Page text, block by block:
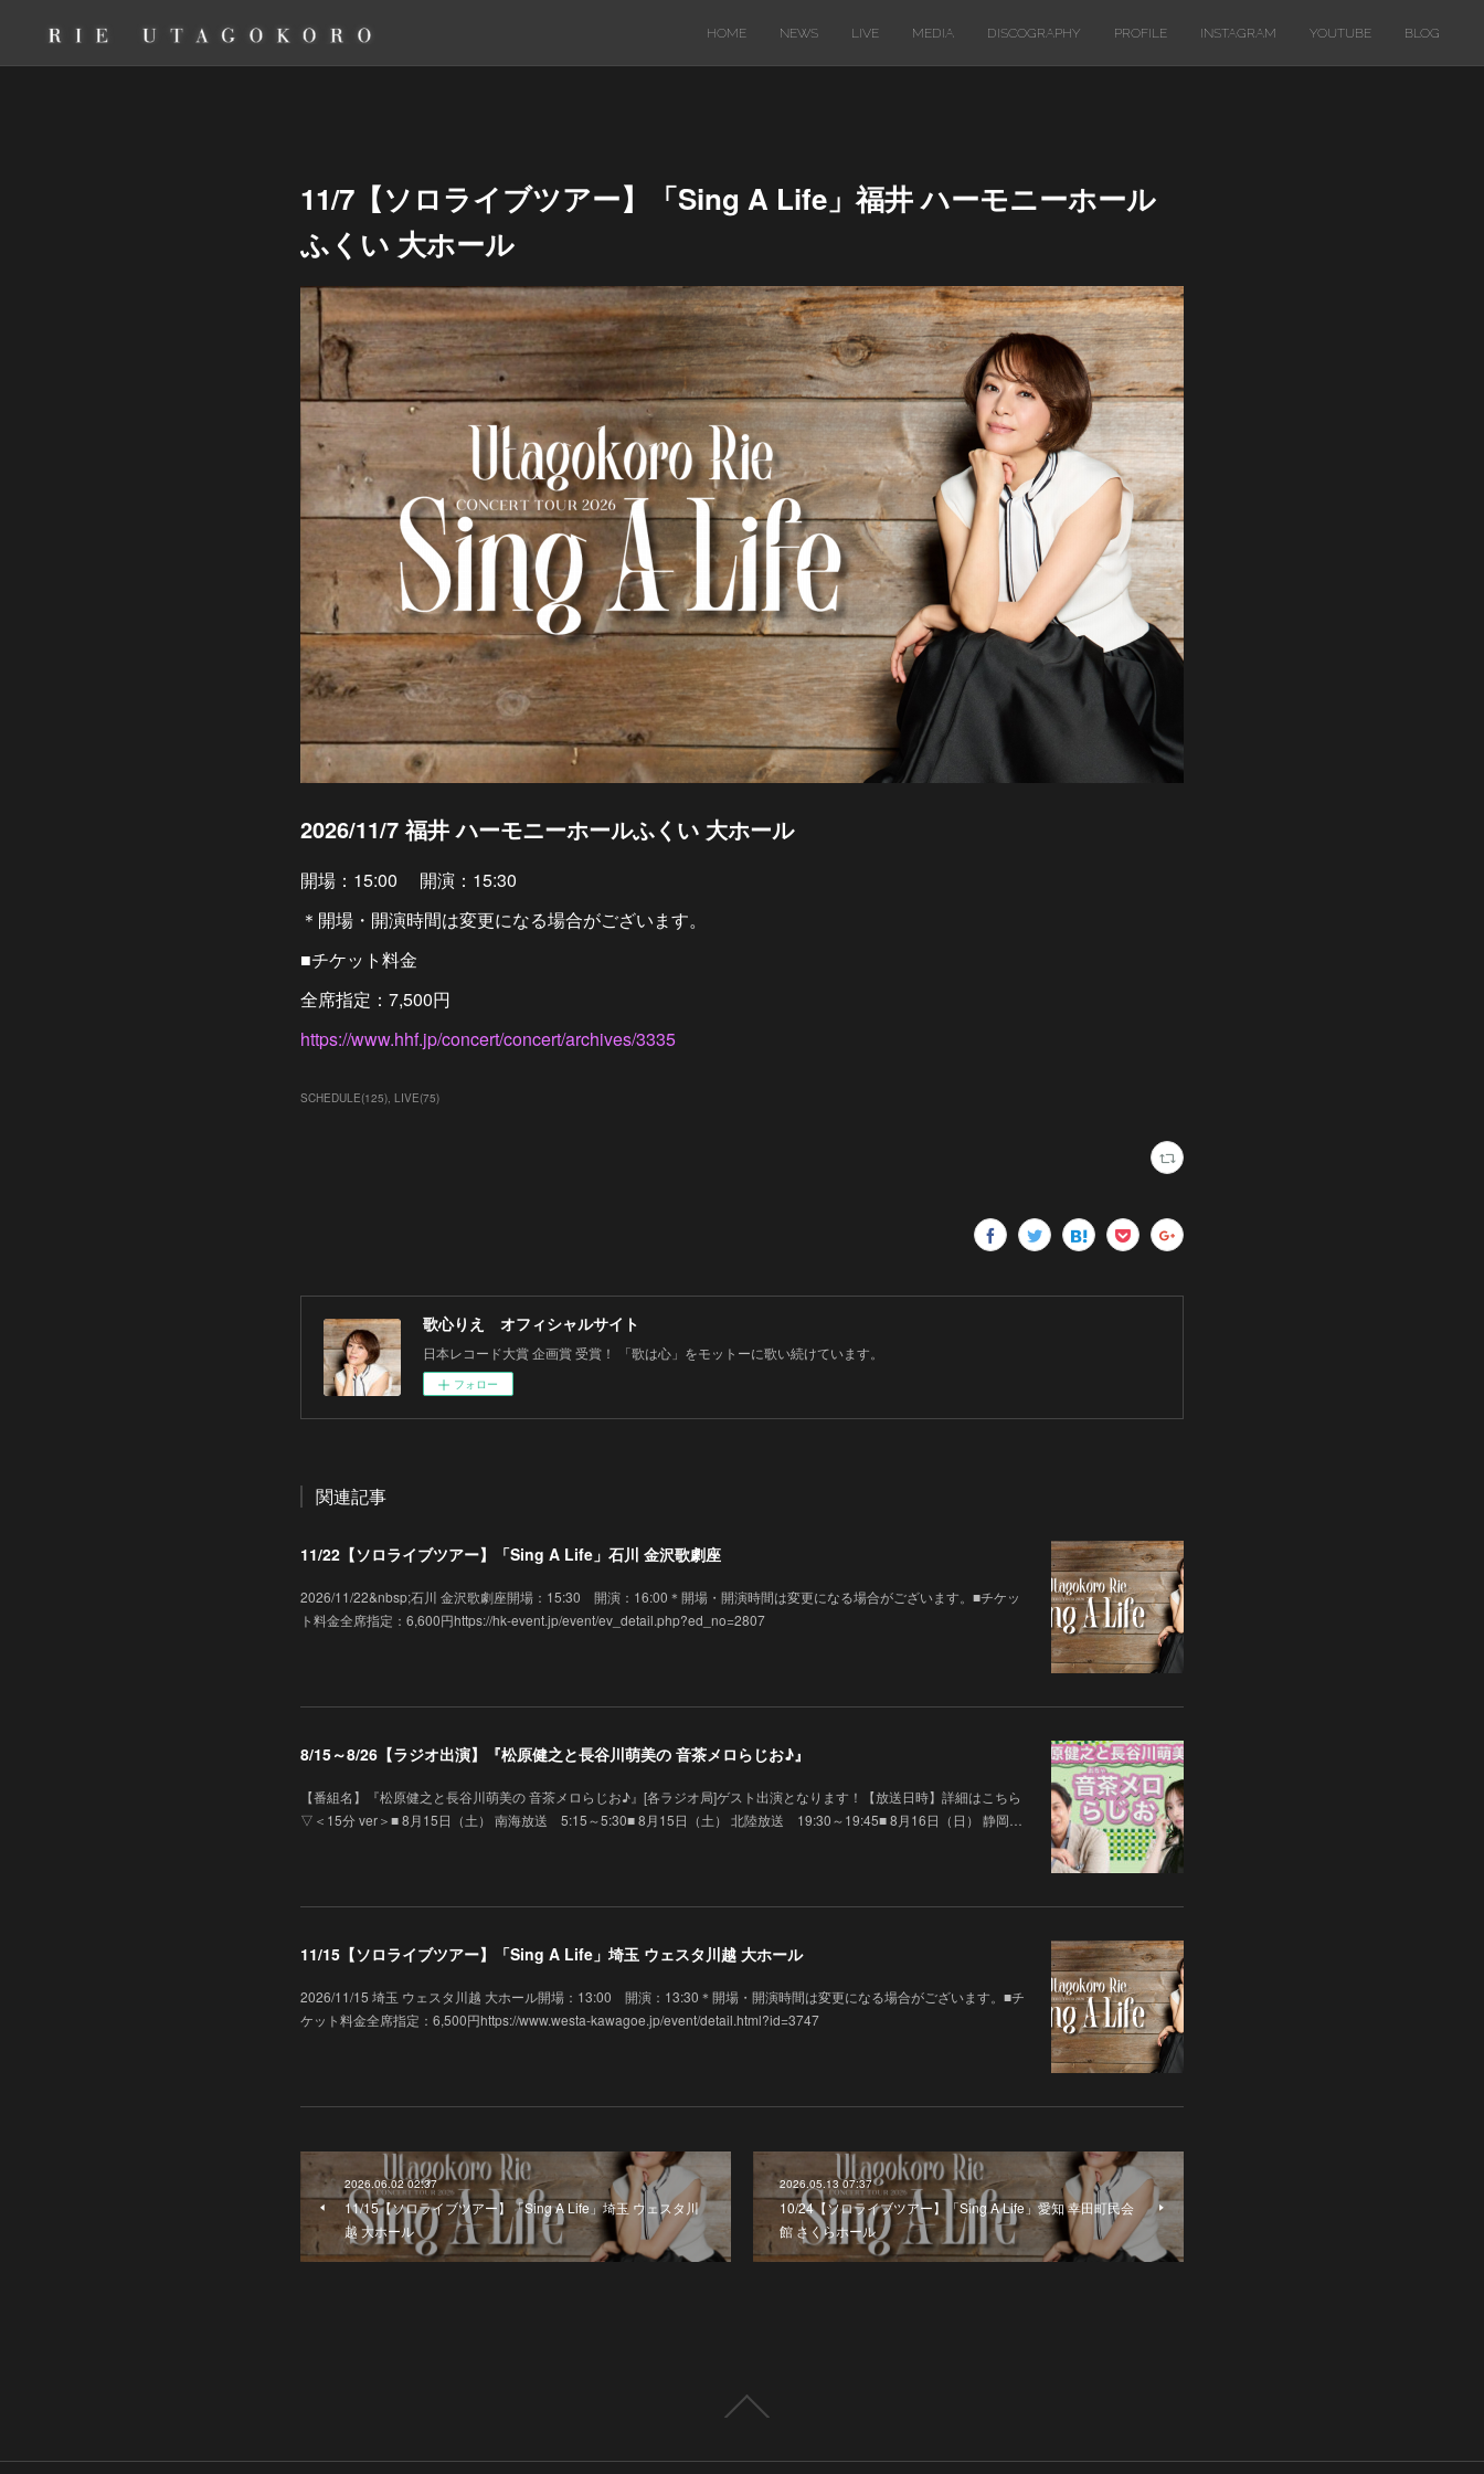
HOME NEWS LIVE MEDIA DISCOGRAPHY PROFILE INSTAGRAM YOUTUBE BLOG
11/7【ソロライブツアー】「Sing A Life」福井 ハーモニーホール
ふくい 大ホール
2026/11/7 福井 ハーモニーホールふくい 大ホール
開場：15:00 開演：15:30
＊開場・開演時間は変更になる場合がございます。
■チケット料金
全席指定：7,500円
https://www.hhf.jp/concert/concert/archives/3335
SCHEDULE(125) LIVE(75)
歌心りえ オフィシャルサイト
日本レコード大賞 企画賞 受賞！ 「歌は心」をモットーに歌い続けています。
フォロー
関連記事
11/22【ソロライブツアー】「Sing A Life」石川 金沢歌劇座
2026/11/22&nbsp;石川 金沢歌劇座開場：15:30 開演：16:00＊開場・開演時間は変更になる場合がございます。■チケッ
ト料金全席指定：6,600円https://hk-event.jp/event/ev_detail.php?ed_no=2807
8/15～8/26【ラジオ出演】『松原健之と長谷川萌美の 音茶メロらじお♪』
【番組名】『松原健之と長谷川萌美の 音茶メロらじお♪』[各ラジオ局]ゲスト出演となります！【放送日時】詳細はこちら
▽＜15分 ver＞■ 8月15日（土） 南海放送 5:15～5:30■ 8月15日（土） 北陸放送 19:30～19:45■ 8月16日（日） 静岡…
11/15【ソロライブツアー】「Sing A Life」埼玉 ウェスタ川越 大ホール
2026/11/15 埼玉 ウェスタ川越 大ホール開場：13:00 開演：13:30＊開場・開演時間は変更になる場合がございます。■チ
ケット料金全席指定：6,500円https://www.westa-kawagoe.jp/event/detail.html?id=3747
2026.06.02 02:37
11/15【ソロライブツアー】「Sing A Life」埼玉 ウェスタ川
越 大ホール
2026.05.13 07:37
10/24【ソロライブツアー】「Sing A Life」愛知 幸田町民会
館 さくらホール